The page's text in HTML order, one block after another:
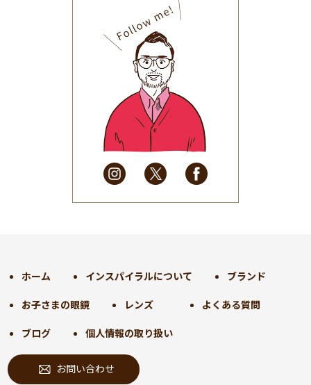
(32)
2025年9月(30)
2025年8月(31)
2025年7月(37)
2025年6月(48)
2025年5月
(41)
2025年4月
(32)
2025年3月(31)
2025年2月
(28)
2025年1月
(34)
2024年9月(30)
2024年7月(31)
2024年6月(30)
2024年5月
2024年4月 (32)
ホーム インスパイラルについて ブランド
お子さまの眼鏡 レンズ よくある質問
ブログ 個人情報の取り扱い
お問い合わせ